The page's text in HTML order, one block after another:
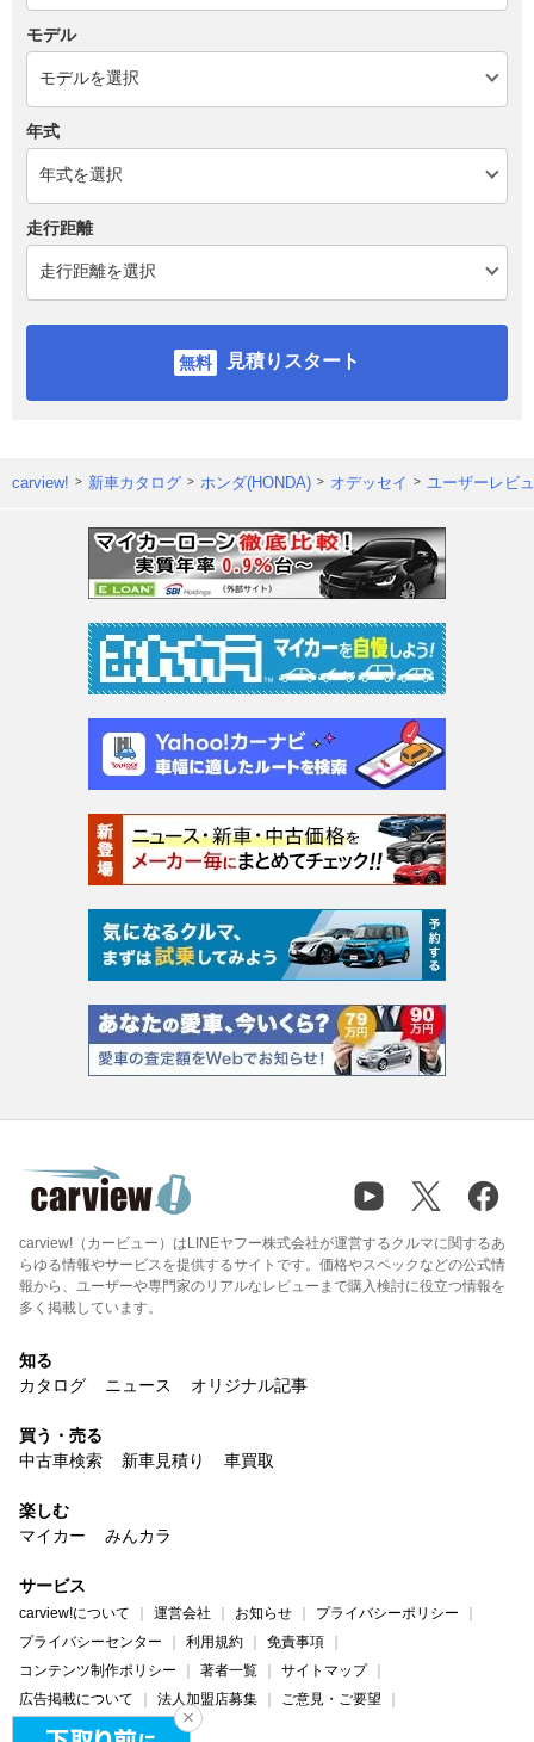
モデル
年式
走行距離
見積りスタート
carview! 新車カタログ ホンダ(HONDA) オデッセイ ユーザーレビ
carview!（カービュー）はLINEヤフー株式会社が運営するクルマに関するあ
らゆる情報やサービスを提供するサイトです。価格やスペックなどの公式情
報から、ユーザーや専門家のリアルなレビューまで購入検討に役立つ情報を
多く掲載しています。
知る
カタログ
ニュース オリジナル記事
買う・売る
中古車検索
新車見積り 車買取
楽しむ
マイカー
みんカラ
サービス
carview!について 運営会社 お知らせ
プライバシーポリシー
プライバシーセンター
利用規約
免責事項
コンテンツ制作ポリシー
著者一覧
サイトマップ
広告掲載について
法人加盟店募集
ご意見・ご要望
ヘルプ・お問い合わせ